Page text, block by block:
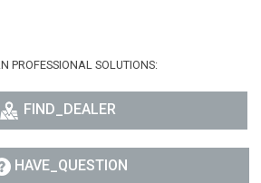
PROFESSIONAL SOLUTIONS:
FIND_DEALER
HAVE_QUESTION